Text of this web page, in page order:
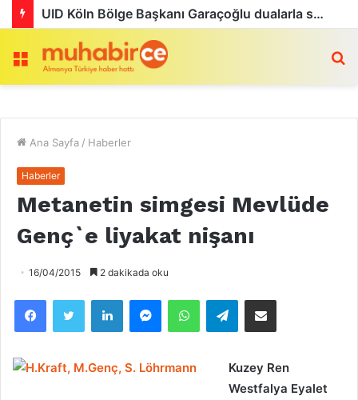
Menü
Ana Sayfa / Haberler
Haberler
Metanetin simgesi Mevlüde
Genç`e liyakat nişanı
16/04/2015 2 dakikada oku
Telegram
Kuzey Ren
Westfalya Eyalet